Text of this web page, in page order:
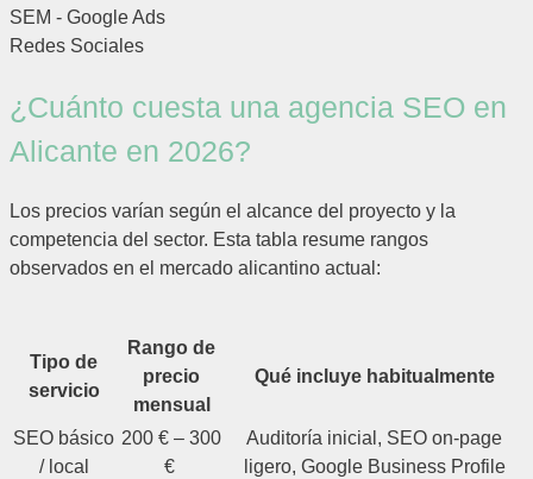
SEM - Google Ads
Redes Sociales
¿Cuánto cuesta una agencia SEO en
Alicante en 2026?
Los precios varían según el alcance del proyecto y la
competencia del sector. Esta tabla resume rangos
observados en el mercado alicantino actual:
Tipo de
servicio
Rango de
precio
mensual
Qué incluye habitualmente
SEO básico
/ local
200 € – 300
€
Auditoría inicial, SEO on-page
ligero, Google Business Profile